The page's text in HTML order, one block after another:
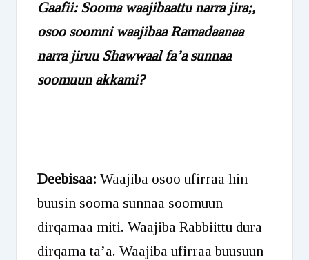
Gaafii: Sooma waajibaattu narra jira;,
osoo soomni waajibaa Ramadaanaa
narra jiruu Shawwaal fa’a sunnaa
soomuun akkami?
Deebisaa: Waajiba osoo ufirraa hin
buusin sooma sunnaa soomuun
dirqamaa miti. Waajiba Rabbiittu dura
dirqama ta’a. Waajiba ufirraa buusuun